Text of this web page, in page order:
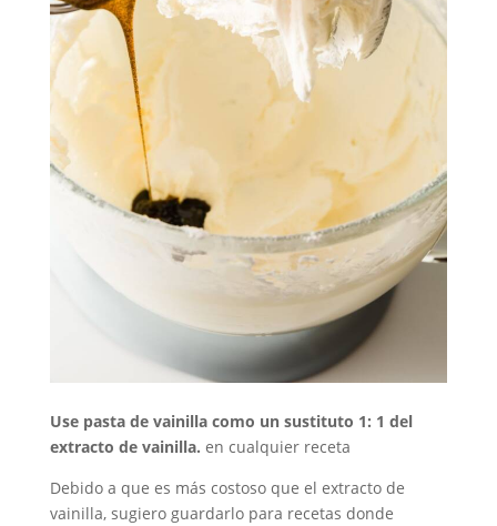
Use pasta de vainilla como un sustituto 1: 1 del
extracto de vainilla. en cualquier receta
Debido a que es más costoso que el extracto de
vainilla, sugiero guardarlo para recetas donde